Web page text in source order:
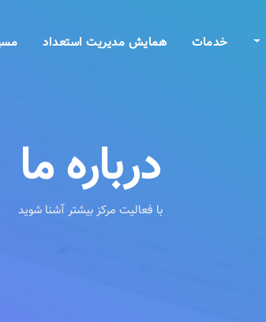
خدمات همایش مدیریت استعداد
درباره ما
با فعالیت مرکز بیشتر آشنا شوید